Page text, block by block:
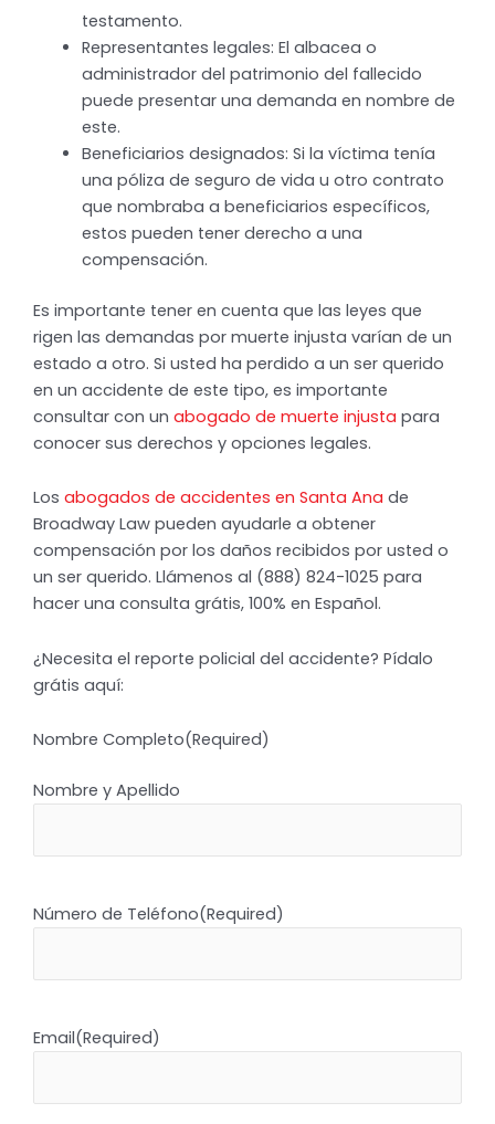
testamento.
Representantes legales: El albacea o
administrador del patrimonio del fallecido
puede presentar una demanda en nombre de
este.
Beneficiarios designados: Si la víctima tenía
una póliza de seguro de vida u otro contrato
que nombraba a beneficiarios específicos,
estos pueden tener derecho a una
compensación.
Es importante tener en cuenta que las leyes que
rigen las demandas por muerte injusta varían de un
estado a otro. Si usted ha perdido a un ser querido
en un accidente de este tipo, es importante
consultar con un abogado de muerte injusta para
conocer sus derechos y opciones legales.
Los abogados de accidentes en Santa Ana de
Broadway Law pueden ayudarle a obtener
compensación por los daños recibidos por usted o
un ser querido. Llámenos al (888) 824-1025 para
hacer una consulta grátis, 100% en Español.
¿Necesita el reporte policial del accidente? Pídalo
grátis aquí:
Nombre Completo(Required)
Nombre y Apellido
Número de Teléfono(Required)
Email(Required)